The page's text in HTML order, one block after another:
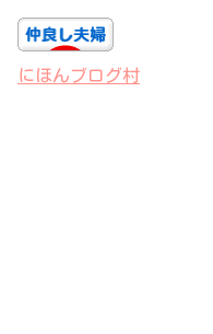
にほんブログ村